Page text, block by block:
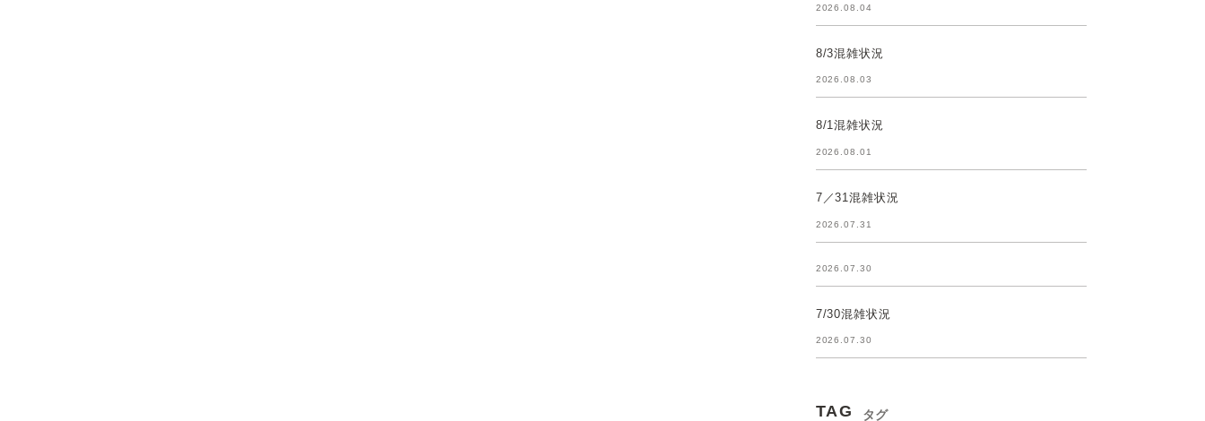
2026.08.04
8/3混雑状況
2026.08.03
8/1混雑状況
2026.08.01
7／31混雑状況
2026.07.31
2026.07.30
7/30混雑状況
2026.07.30
TAG タグ